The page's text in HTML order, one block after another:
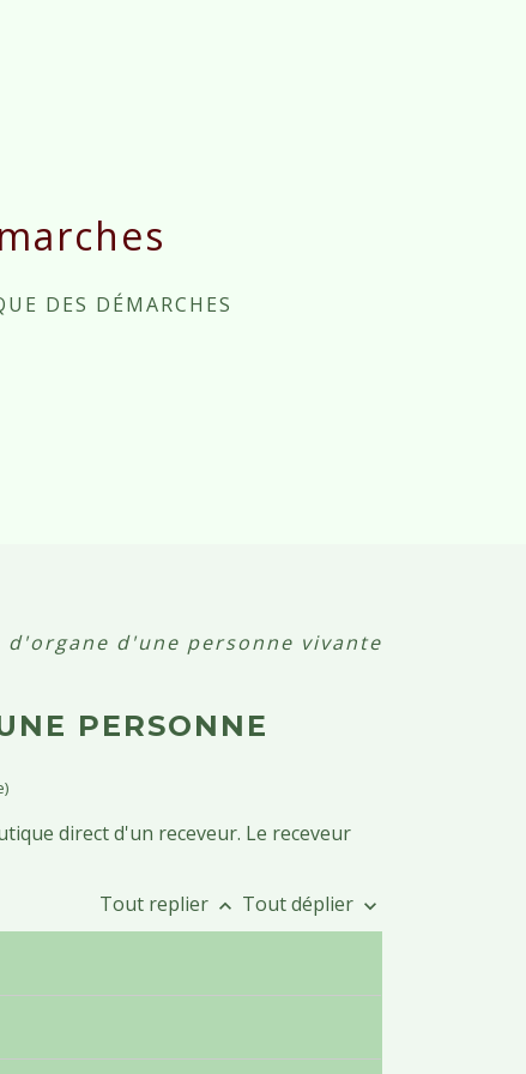
DES DÉMARCHES
d'organe d'une personne vivante
PERSONNE
direct d'un receveur. Le receveur
Tout replier keyboard_arrow_up Tout déplier keyboard_arrow_down